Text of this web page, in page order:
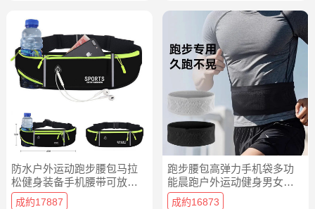
防水户外运动跑步腰包马拉
松健身装备手机腰带可放置
水壶手机腰包
成約17887
跑步腰包高弹力手机袋多功
能晨跑户外运动健身男女工
地马拉松腰带
成約16873